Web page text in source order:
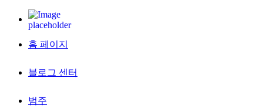
홈 페이지
블로그 센터
범주